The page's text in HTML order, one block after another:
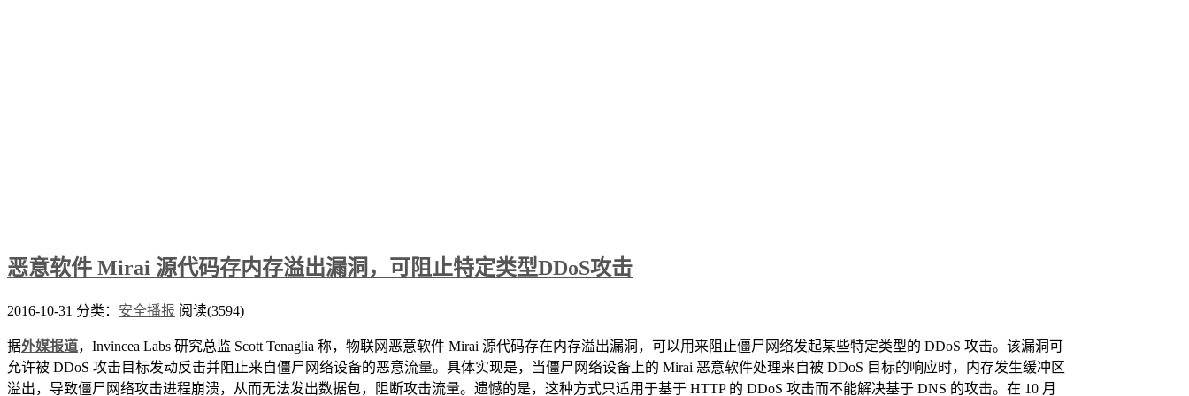
恶意软件 Mirai 源代码存内存溢出漏洞，可阻止特定类型DDoS攻击
2016-10-31 分类： 安全播报 阅读(3594)
据外媒报道，Invincea Labs 研究总监 Scott Tenaglia 称，物联网恶意软件 Mirai 源代码存在内存溢出漏洞，可以用来阻止僵尸网络发起某些特定类型的 DDoS 攻击。该漏洞可
允许被 DDoS 攻击目标发动反击并阻止来自僵尸网络设备的恶意流量。具体实现是，当僵尸网络设备上的 Mirai 恶意软件处理来自被 DDoS 目标的响应时，内存发生缓冲区
溢出，导致僵尸网络攻击进程崩溃，从而无法发出数据包，阻断攻击流量。遗憾的是，这种方式只适用于基于 HTTP 的 DDoS 攻击而不能解决基于 DNS 的攻击。在 10 月